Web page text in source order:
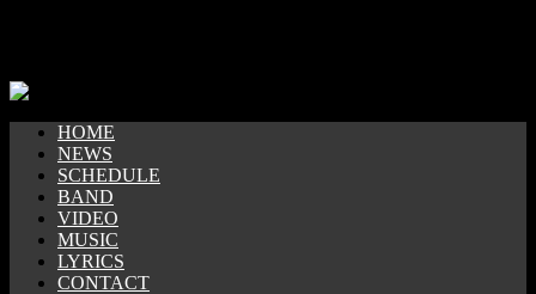
HOME
NEWS
SCHEDULE
BAND
VIDEO
MUSIC
LYRICS
CONTACT